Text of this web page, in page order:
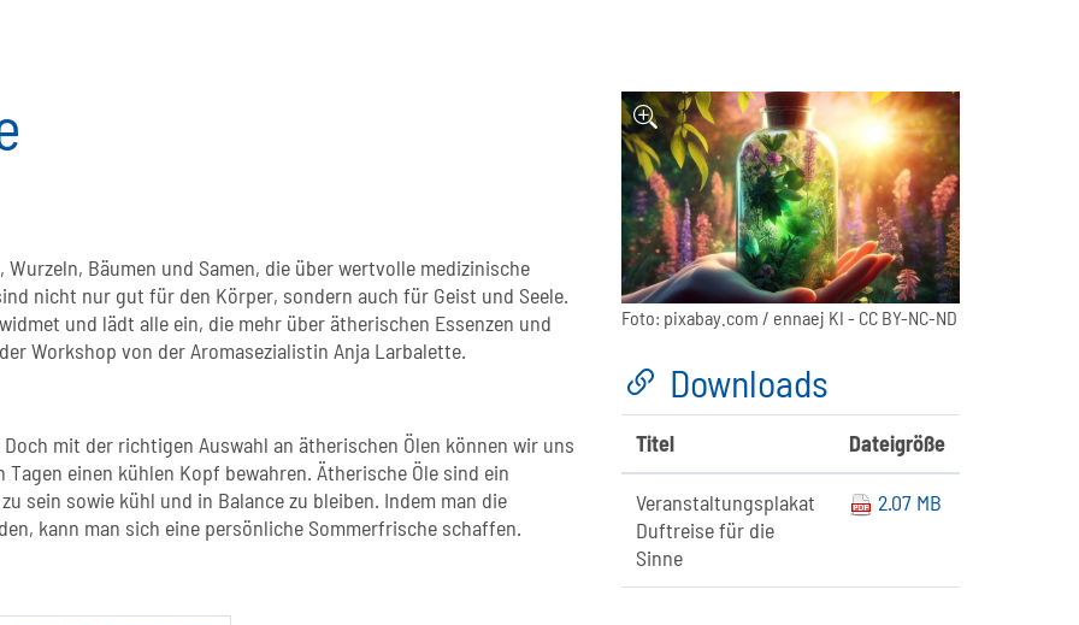
Bäumen und Samen, die über wertvolle medizinische
nicht nur gut für den Körper, sondern auch für Geist und Seele.
und lädt alle ein, die mehr über ätherischen Essenzen und
Workshop von der Aromasezialistin Anja Larbalette.
mit der richtigen Auswahl an ätherischen Ölen können wir uns
einen kühlen Kopf bewahren. Ätherische Öle sind ein
sein sowie kühl und in Balance zu bleiben. Indem man die
kann man sich eine persönliche Sommerfrische schaffen.
Foto: pixabay.com / ennaej KI - CC BY-NC-ND
Downloads
Titel Dateigröße
Veranstaltungsplakat
Duftreise für die
Sinne
2.07 MB